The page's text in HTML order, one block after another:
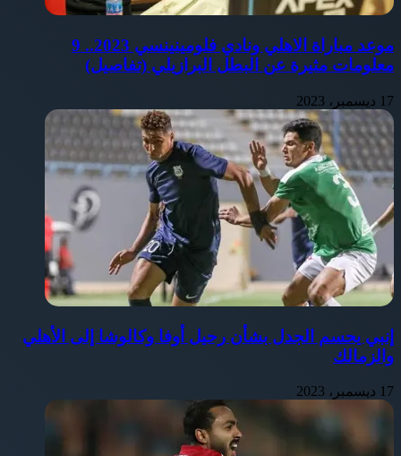
موعد مباراة الاهلي ونادي فلومينينسي 2023.. 9
معلومات مثيرة عن البطل البرازيلي (تفاصيل)
17 ديسمبر، 2023
إنبي يحسم الجدل بشأن رحيل أوفا وكالوشا إلى الأهلي
والزمالك
17 ديسمبر، 2023